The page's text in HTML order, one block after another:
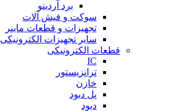
برد آردینو
سوکت و فیش آلات
تجهیزات و قطعات ماینر
سایر تجهیزات الکترونیکی
قطعات الکترونیکی
IC
ترانزیستور
خازن
پل دیود
دیود